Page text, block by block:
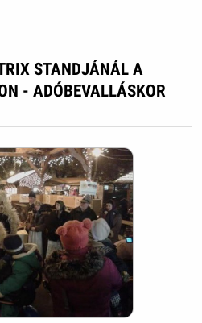
STANDJÁNÁL A
- ADÓBEVALLÁSKOR